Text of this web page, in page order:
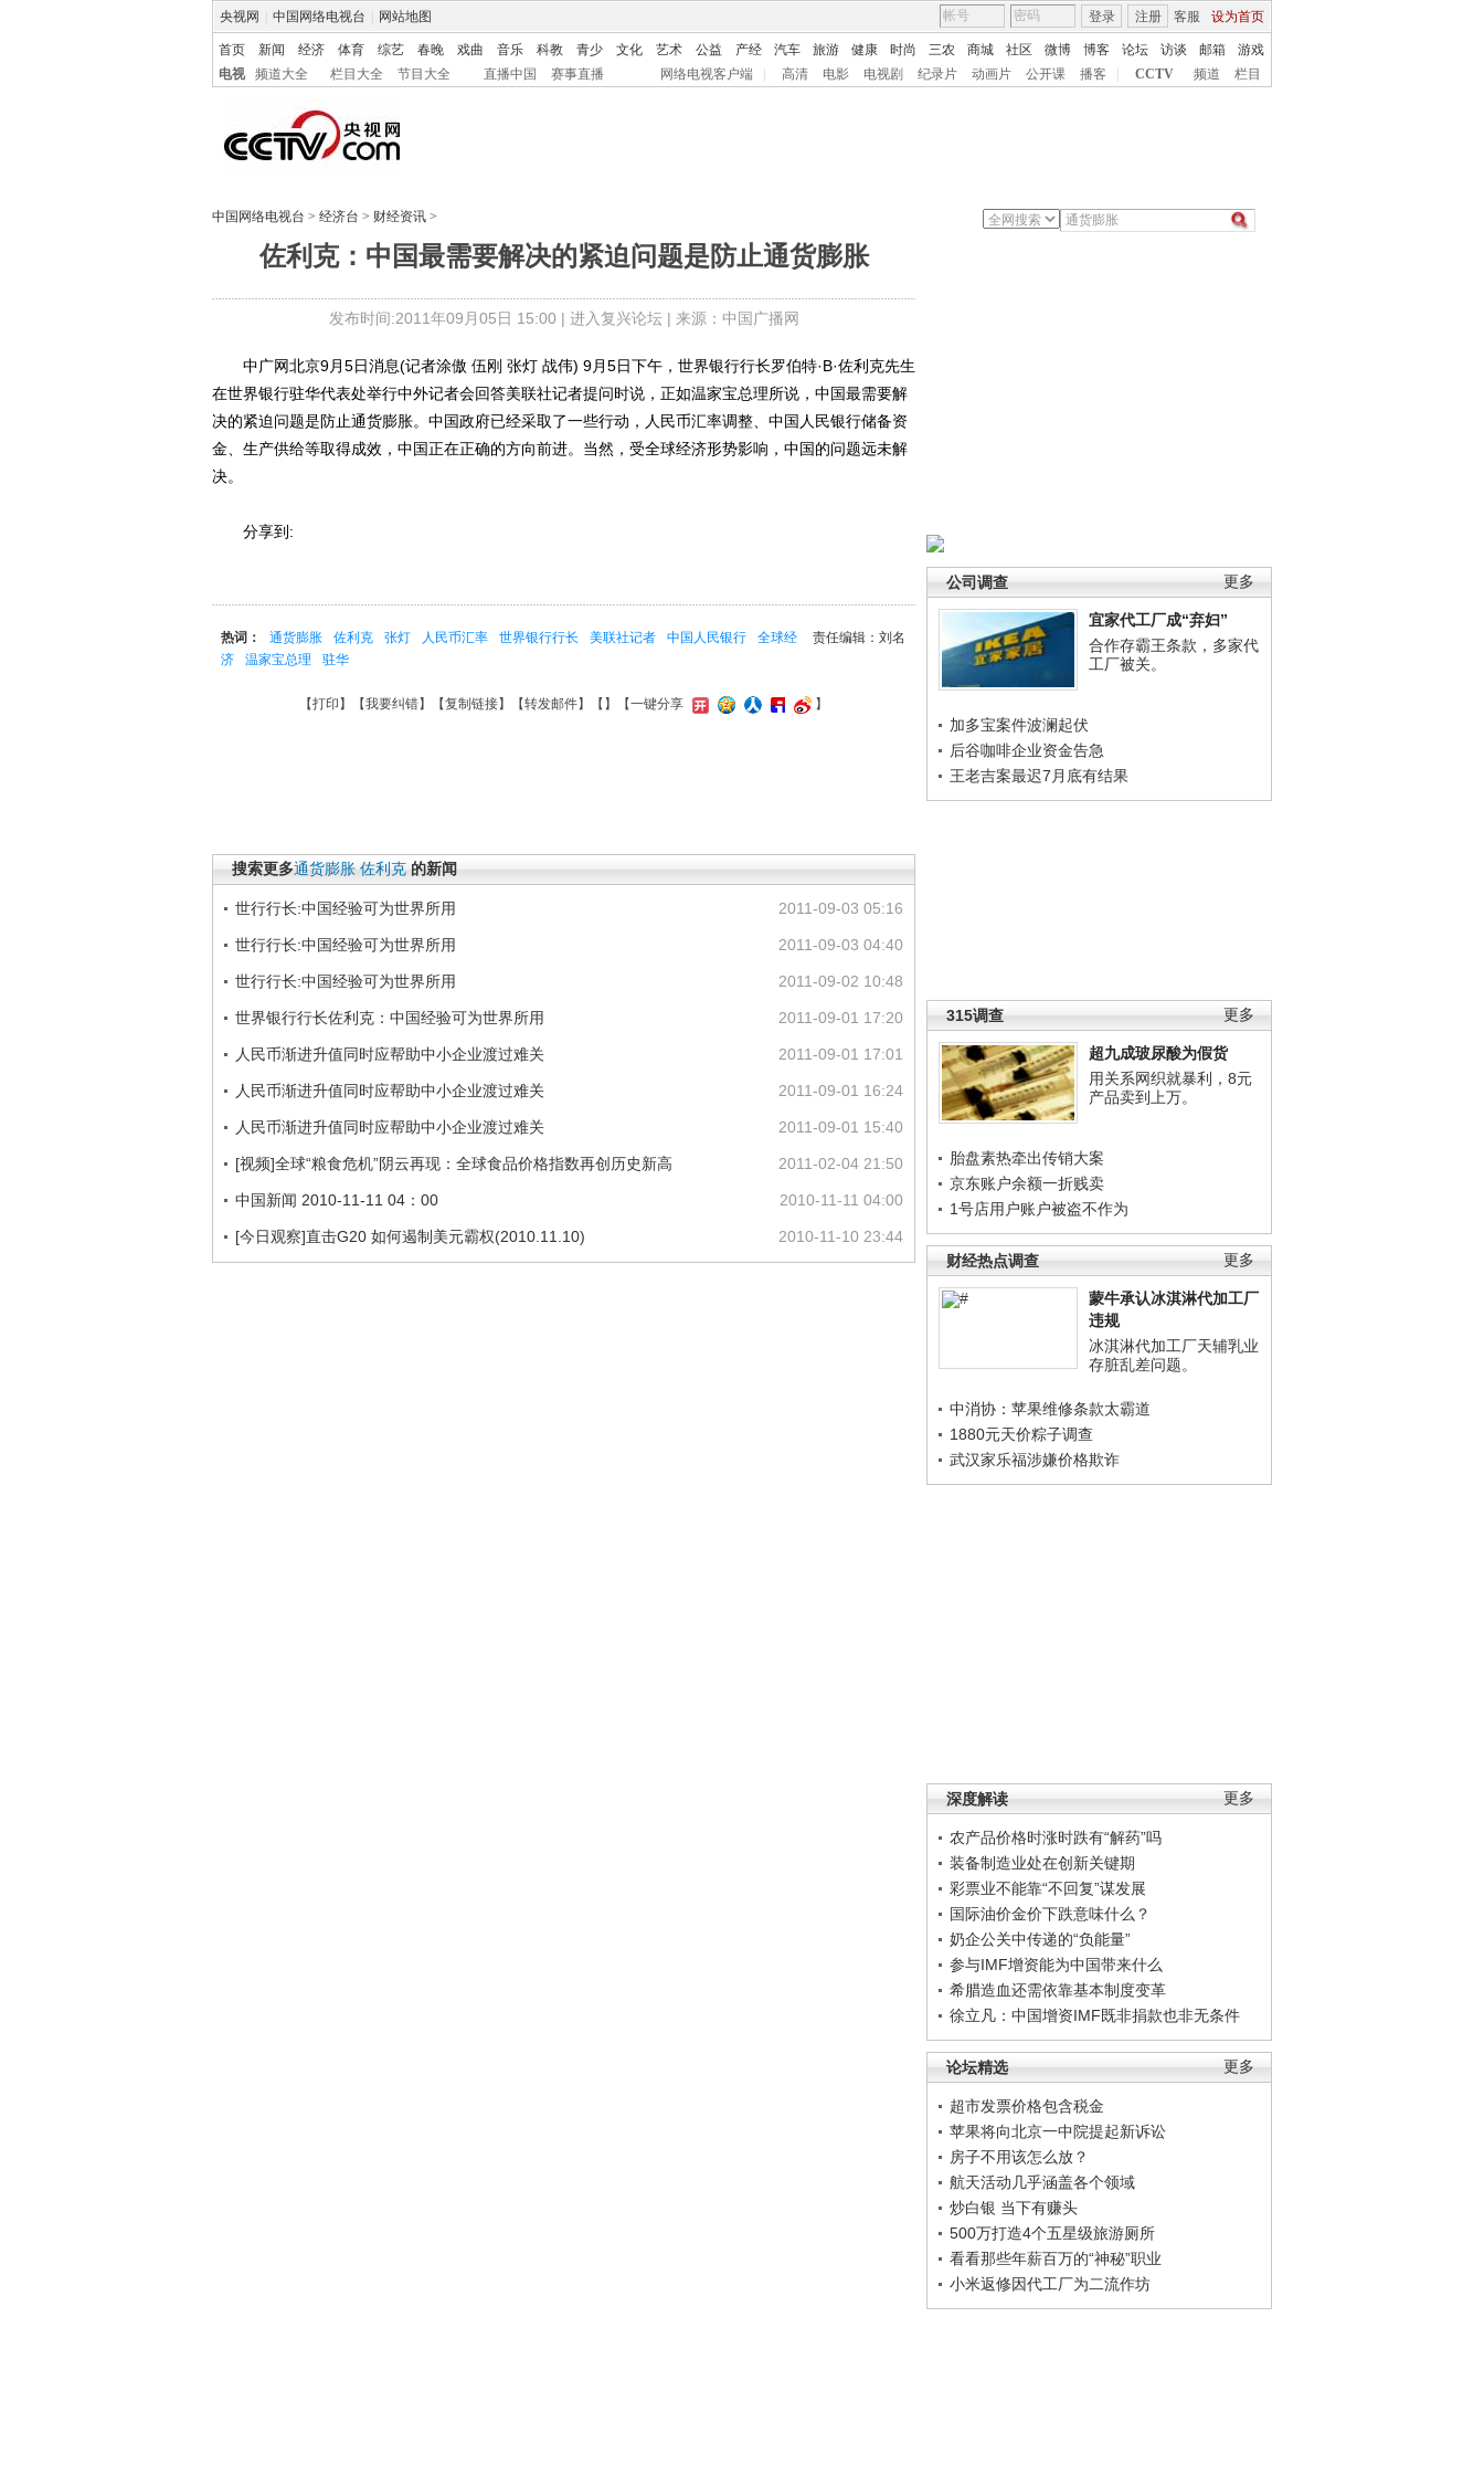
央视网 中国网络电视台 网站地图 客服 设为首页
登录 注册
首页 新闻 经济 体育 综艺 春晚 戏曲 音乐 科教 青少 文化 艺术 公益 产经 汽车 旅游 健康 时尚 三农 商城 社区 微博 博客 论坛 访谈 邮箱
游戏
电视
频道大全 栏目大全 节目大全 直播中国 赛事直播 网络电视客户端 高清 电影 电视剧 纪录片 动画片 公开课 播客 CCTV 频道 栏目
中国网络电视台 > 经济台 > 财经资讯 >
佐利克：中国最需要解决的紧迫问题是防止通货膨胀
发布时间:2011年09月05日 15:00 | 进入复兴论坛| 来源：中国广播网
更多
公司调查
宜家代工厂成“弃妇”
合作存霸王条款，多家代
工厂被关。
加多宝案件波澜起伏
后谷咖啡企业资金告急
王老吉案最迟7月底有结果
更多
315调查
超九成玻尿酸为假货
用关系网织就暴利，8元
产品卖到上万。
胎盘素热牵出传销大案
京东账户余额一折贱卖
1号店用户账户被盗不作为
更多
财经热点调查
蒙牛承认冰淇淋代加工厂
违规
冰淇淋代加工厂天辅乳业
存脏乱差问题。
中消协：苹果维修条款太霸道
1880元天价粽子调查
武汉家乐福涉嫌价格欺诈
更多
深度解读
农产品价格时涨时跌有“解药”吗
装备制造业处在创新关键期
彩票业不能靠“不回复”谋发展
国际油价金价下跌意味什么？
奶企公关中传递的“负能量”
参与IMF增资能为中国带来什么
希腊造血还需依靠基本制度变革
徐立凡：中国增资IMF既非捐款也非无条件
更多
论坛精选
超市发票价格包含税金
苹果将向北京一中院提起新诉讼
房子不用该怎么放？
航天活动几乎涵盖各个领域
炒白银 当下有赚头
500万打造4个五星级旅游厕所
看看那些年薪百万的“神秘”职业
小米返修因代工厂为二流作坊
中广网北京9月5日消息(记者涂傲 伍刚 张灯 战伟) 9月5日下午，世界银行行长罗伯特·B·佐利克先生
在世界银行驻华代表处举行中外记者会回答美联社记者提问时说，正如温家宝总理所说，中国最需要解
决的紧迫问题是防止通货膨胀。中国政府已经采取了一些行动，人民币汇率调整、中国人民银行储备资
金、生产供给等取得成效，中国正在正确的方向前进。当然，受全球经济形势影响，中国的问题远未解
决。
分享到:
责任编辑：刘名
热词： 通货膨胀 佐利克 张灯 人民币汇率 世界银行行长 美联社记者 中国人民银行
全球经
济
温家宝总理 驻华
【打印 】【我要纠错】【复制链接】【转发邮件】【 】 【一键分享 】
搜索更多通货膨胀 佐利克 的新闻
2011-09-03 05:16
世行行长:中国经验可为世界所用
2011-09-03 04:40
世行行长:中国经验可为世界所用
2011-09-02 10:48
世行行长:中国经验可为世界所用
2011-09-01 17:20
世界银行行长佐利克：中国经验可为世界所用
2011-09-01 17:01
人民币渐进升值同时应帮助中小企业渡过难关
2011-09-01 16:24
人民币渐进升值同时应帮助中小企业渡过难关
2011-09-01 15:40
人民币渐进升值同时应帮助中小企业渡过难关
2011-02-04 21:50
[视频]全球“粮食危机”阴云再现：全球食品价格指数再创历史新高
2010-11-11 04:00
中国新闻 2010-11-11 04：00
2010-11-10 23:44
[今日观察]直击G20 如何遏制美元霸权(2010.11.10)